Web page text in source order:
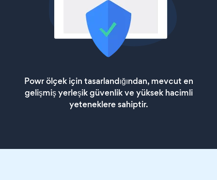
Powr ölçek için tasarlandığından, mevcut en
gelişmiş yerleşik güvenlik ve yüksek hacimli
yeteneklere sahiptir.